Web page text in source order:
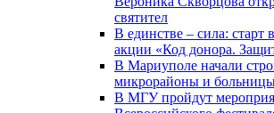
святител
В единстве – сила: старт
акции «Код донора.
В Мариуполе начали
микрорайоны и
В МГУ пройдут